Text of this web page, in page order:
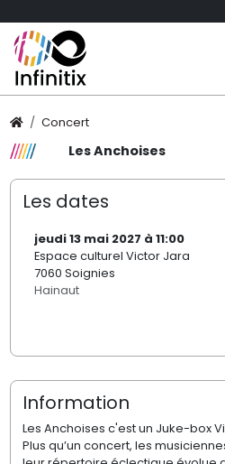
Concert
Les Anchoises
Les dates
jeudi 13 mai 2027 à 11:00
Espace culturel Victor Jara
7060 Soignies
Hainaut
Information
Les Anchoises c'est un Juke-box
Plus qu’un concert, les